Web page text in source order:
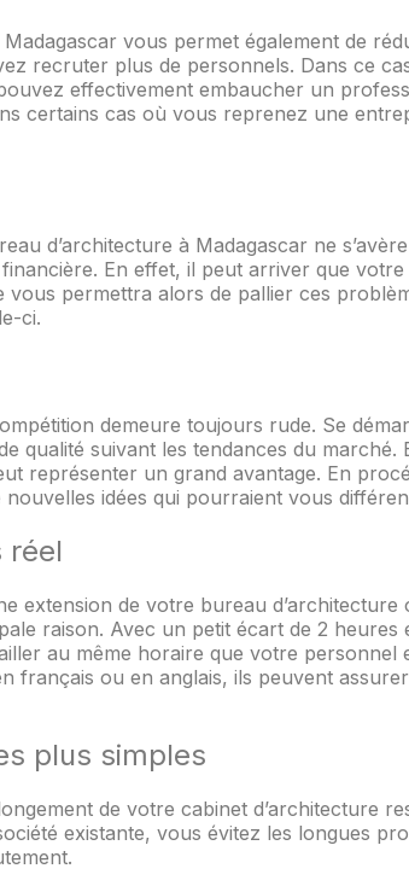
Madagascar vous permet également de
recruter plus de personnels. Dans ce
effectivement embaucher un
certains cas où vous reprenez une
d’architecture à Madagascar ne
En effet, il peut arriver que
vous permettra alors de pallier ces
ci.
demeure toujours rude. Se
qualité suivant les tendances du
représenter un grand avantage. En
idées qui pourraient vous
réel
extension de votre bureau
raison. Avec un petit écart de 2
au même horaire que votre personnel
français ou en anglais, ils peuvent
plus simples
de votre cabinet d’architecture
existante, vous évitez les longues